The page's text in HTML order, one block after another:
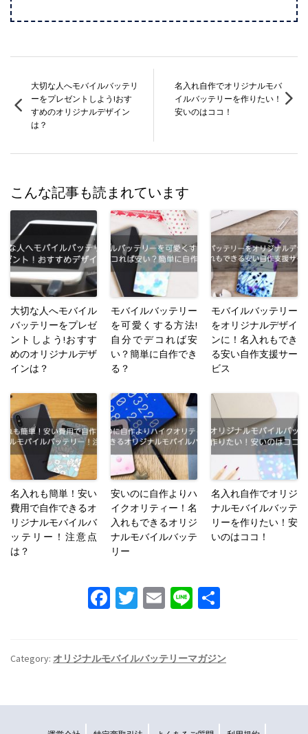
大切な人へモバイルバッテリ
ーをプレゼントしよう!おす
すめのオリジナルデザイン
は？
名入れ自作でオリジナルモバ
イルバッテリーを作りたい！
安いのはココ！
こんな記事も読まれています
大切な人へモバイル
バッテリーをプレゼ
ントしよう!おすす
めのオリジナルデザ
インは？
モバイルバッテリー
を可愛くする方法!
自分でデコれば安
い？簡単に自作でき
る？
モバイルバッテリー
をオリジナルデザイ
ンに！名入れもでき
る安い自作支援サー
ビス
名入れも簡単！安い
費用で自作できるオ
リジナルモバイルバ
ッテリー！注意点
は？
安いのに自作よりハ
イクオリティー！名
入れもできるオリジ
ナルモバイルバッテ
リー
名入れ自作でオリジ
ナルモバイルバッテ
リーを作りたい！安
いのはココ！
Fa
o
k
T
er
E
l
Li
e
Category: オリジナルモバイルバッテリーマガジン